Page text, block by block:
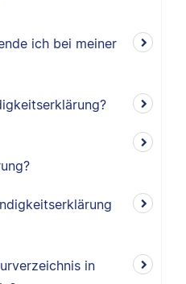
ich bei meiner
in